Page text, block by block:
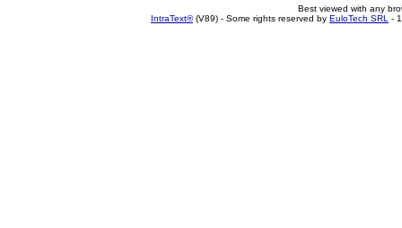
Best viewed with any
IntraText®(V89) - Some rights reserved by EuloTech SRL -